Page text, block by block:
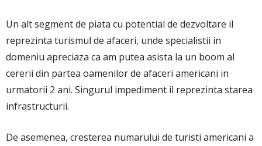
Un alt segment de piata cu potential de dezvoltare il
reprezinta turismul de afaceri, unde specialistii in
domeniu apreciaza ca am putea asista la un boom al
cererii din partea oamenilor de afaceri americani in
urmatorii 2 ani. Singurul impediment il reprezinta starea
infrastructurii.
De asemenea, cresterea numarului de turisti americani a